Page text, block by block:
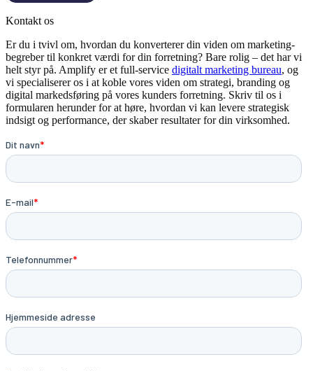
Kontakt os
Er du i tvivl om, hvordan du konverterer din viden om marketing-
begreber til konkret værdi for din forretning? Bare rolig – det har vi
helt styr på. Amplify er et full-service digitalt marketing bureau, og
vi specialiserer os i at koble vores viden om strategi, branding og
digital markedsføring på vores kunders forretning. Skriv til os i
formularen herunder for at høre, hvordan vi kan levere strategisk
indsigt og performance, der skaber resultater for din virksomhed.